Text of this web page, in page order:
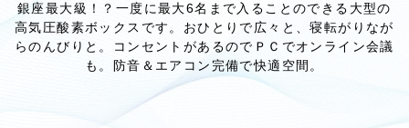
銀座最大級！？一度に最大6名まで入ることのできる大型の
高気圧酸素ボックスです。おひとりで広々と、寝転がりなが
らのんびりと。コンセントがあるのでＰＣでオンライン会議
も。防音＆エアコン完備で快適空間。